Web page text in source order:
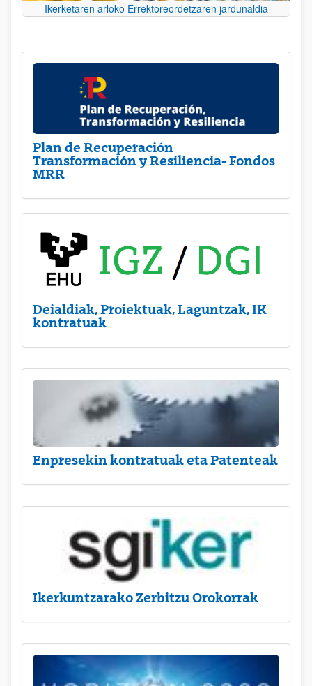
Ikerketaren arloko Errektoreordetzaren jardunaldia
Plan de Recuperación
Transformación y Resiliencia- Fondos
MRR
Deialdiak, Proiektuak, Laguntzak, IK
kontratuak
Enpresekin kontratuak eta Patenteak
Ikerkuntzarako Zerbitzu Orokorrak